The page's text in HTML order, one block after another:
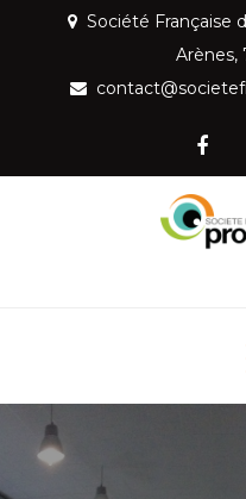
content
Société Française
Arènes,